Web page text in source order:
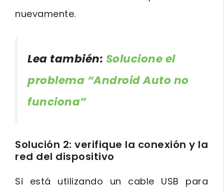
nuevamente.
Lea también: Solucione el
problema “Android Auto no
funciona”
Solución 2: verifique la conexión y la
red del dispositivo
Si está utilizando un cable USB para